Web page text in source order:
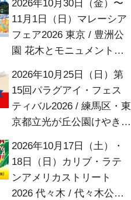
2026年10月30日（金）〜
11月1日（日）マレーシア
フェア2026 東京 / 豊洲公
園 花木とモニュメント広
2026年10月25日（日）第
15回パラグアイ・フェス
ティバル2026 / 練馬区・東
京都立光が丘公園けやき広
2026年10月17日（土）・
18日（日）カリブ・ラテ
ンアメリカストリート
2026 代々木 / 代々木公園